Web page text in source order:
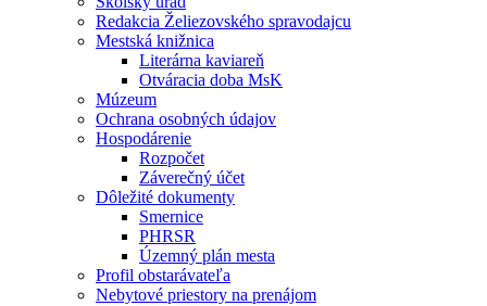
Redakcia Želiezovského spravodajcu
Mestská knižnica
Literárna kaviareň
Otváracia doba MsK
Múzeum
Ochrana osobných údajov
Hospodárenie
Rozpočet
Záverečný účet
Dôležité dokumenty
Smernice
PHRSR
Územný plán mesta
Profil obstarávateľa
Nebytové priestory na prenájom